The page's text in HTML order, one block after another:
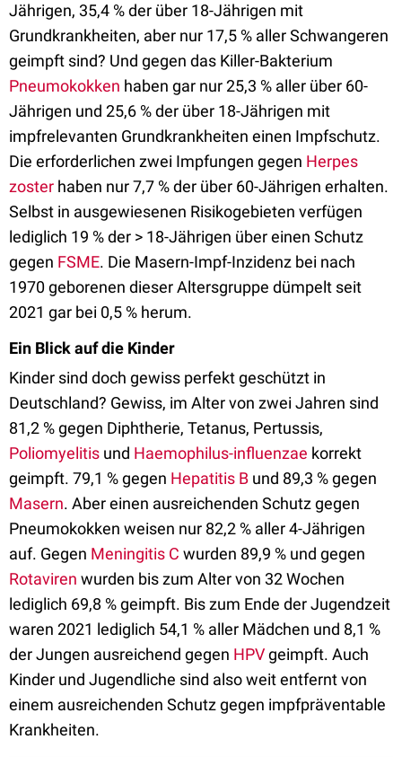
Jährigen, 35,4 % der über 18-Jährigen mit
Grundkrankheiten, aber nur 17,5 % aller Schwangeren
geimpft sind? Und gegen das Killer-Bakterium
Pneumokokken haben gar nur 25,3 % aller über 60-
Jährigen und 25,6 % der über 18-Jährigen mit
impfrelevanten Grundkrankheiten einen Impfschutz.
Die erforderlichen zwei Impfungen gegen Herpes
zoster haben nur 7,7 % der über 60-Jährigen erhalten.
Selbst in ausgewiesenen Risikogebieten verfügen
lediglich 19 % der > 18-Jährigen über einen Schutz
gegen FSME. Die Masern-Impf-Inzidenz bei nach
1970 geborenen dieser Altersgruppe dümpelt seit
2021 gar bei 0,5 % herum.
Ein Blick auf die Kinder
Kinder sind doch gewiss perfekt geschützt in
Deutschland? Gewiss, im Alter von zwei Jahren sind
81,2 % gegen Diphtherie, Tetanus, Pertussis,
Poliomyelitis und Haemophilus-influenzae korrekt
geimpft. 79,1 % gegen Hepatitis B und 89,3 % gegen
Masern. Aber einen ausreichenden Schutz gegen
Pneumokokken weisen nur 82,2 % aller 4-Jährigen
auf. Gegen Meningitis C wurden 89,9 % und gegen
Rotaviren wurden bis zum Alter von 32 Wochen
lediglich 69,8 % geimpft. Bis zum Ende der Jugendzeit
waren 2021 lediglich 54,1 % aller Mädchen und 8,1 %
der Jungen ausreichend gegen HPVgeimpft. Auch
Kinder und Jugendliche sind also weit entfernt von
einem ausreichenden Schutz gegen impfpräventable
Krankheiten.